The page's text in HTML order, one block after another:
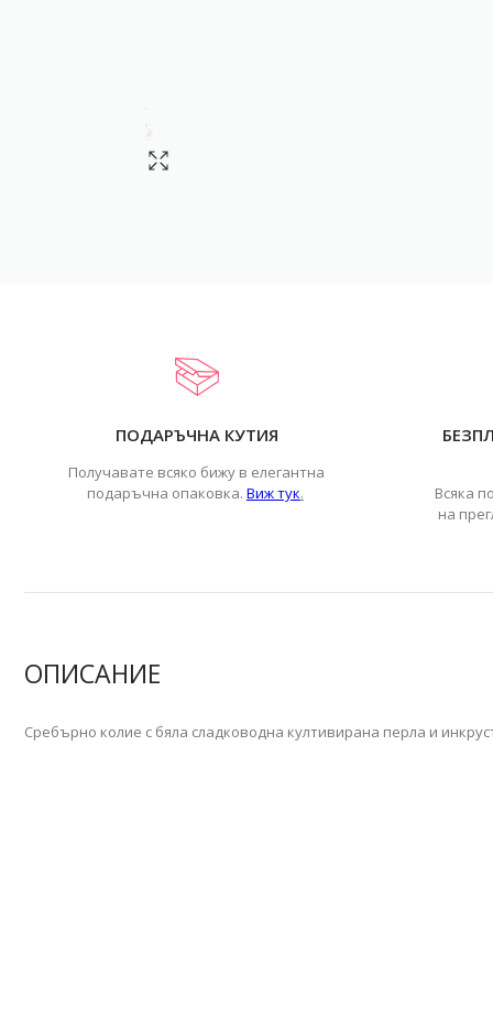
ПОДАРЪЧНА КУТИЯ
Получавате всяко бижу в елегантна
подаръчна опаковка. Виж тук.
Всяка
на
ОПИСАНИЕ
Сребърно колие с бяла сладководна култивирана перла и